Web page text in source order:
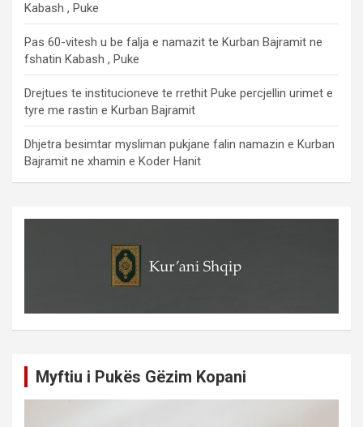
Kabash , Puke
Pas 60-vitesh u be falja e namazit te Kurban Bajramit ne
fshatin Kabash , Puke
Drejtues te institucioneve te rrethit Puke percjellin urimet e
tyre me rastin e Kurban Bajramit
Dhjetra besimtar mysliman pukjane falin namazin e Kurban
Bajramit ne xhamin e Koder Hanit
Myftiu i Pukës Gëzim Kopani